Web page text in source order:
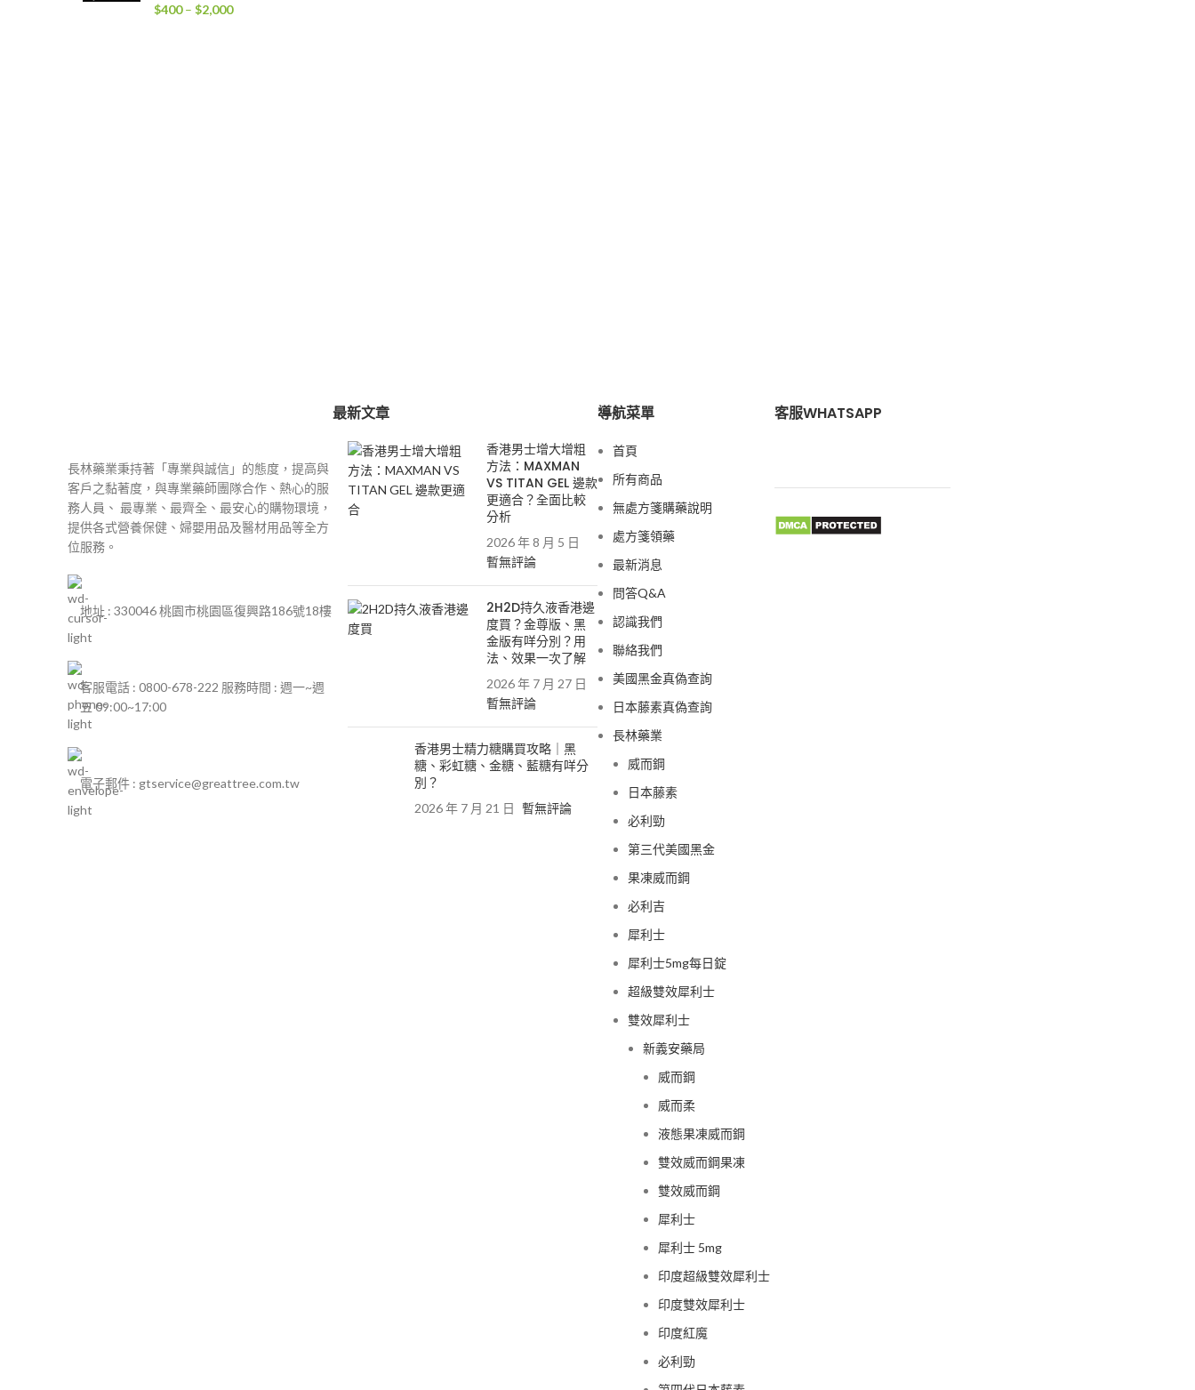
$1,400
$400 – $2,000價
長林藥業秉持著「專業與誠信」的態度，提高與
客戶之黏著度，與專業藥師團隊合作、熱心的服
務人員、 最專業、最齊全、最安心的購物環境，
提供各式營養保健、婦嬰用品及醫材用品等全方
位服務。
地址 : 330046 桃園市桃園區復興路186號18樓
客服電話 : 0800-678-222 服務時間 : 週一~週
五 09:00~17:00
電子郵件 : gtservice@greattree.com.tw
最新文章
香港男士增大增粗
方法：MAXMAN
VS TITAN GEL 邊款
更適合？全面比較
分析
2026 年 8 月 5 日
暫無評論
2H2D持久液香港邊
度買？金尊版、黑
金版有咩分別？用
法、效果一次了解
2026 年 7 月 27 日
暫無評論
香港男士精力糖購買攻略｜黑
糖、彩虹糖、金糖、藍糖有咩分
別？
2026 年 7 月 21 日 暫無評論
導航菜單
首頁
所有商品
無處方箋購藥說明
處方箋領藥
最新消息
問答Q&A
認識我們
聯絡我們
美國黑金真偽查詢
日本藤素真偽查詢
長林藥業
威而鋼
日本藤素
必利勁
第三代美國黑金
果凍威而鋼
必利吉
犀利士
犀利士5mg每日錠
超級雙效犀利士
雙效犀利士
新義安藥局
威而鋼
威而柔
液態果凍威而鋼
雙效威而鋼果凍
雙效威而鋼
犀利士
犀利士 5mg
印度超級雙效犀利士
印度雙效犀利士
印度紅魔
必利勁
客服WHATSAPP